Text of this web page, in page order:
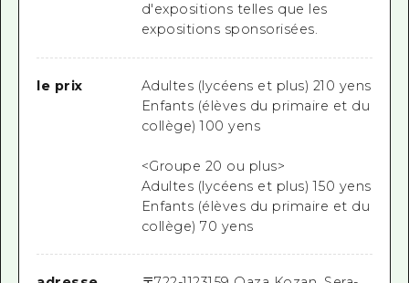
d'expositions telles que les
expositions sponsorisées.
le prix
Adultes (lycéens et plus) 210 yens
Enfants (élèves du primaire et du
collège) 100 yens
<Groupe 20 ou plus>
Adultes (lycéens et plus) 150 yens
Enfants (élèves du primaire et du
collège) 70 yens